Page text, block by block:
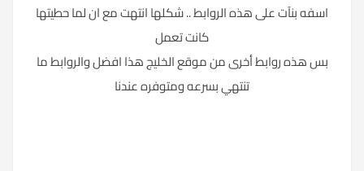
اسفه بنآت على هذه الروابط .. شكلها انتهت مع ان لما حطيتها
كانت تعمل
بس هذه روابط أخرى من موقع الخليج هذا افضل والروابط ما
تنتهي بسرعه ومتوفره عندنا